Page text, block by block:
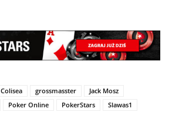
Colisea grossmasster
Jack Mosz
Poker Online PokerStars
Slawas1